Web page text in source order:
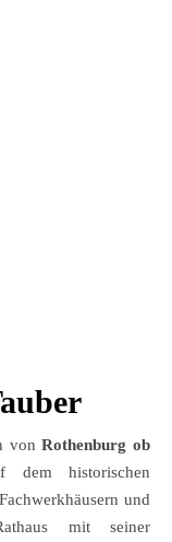
vonRothenburg ob
dem historischen
und
mit seiner